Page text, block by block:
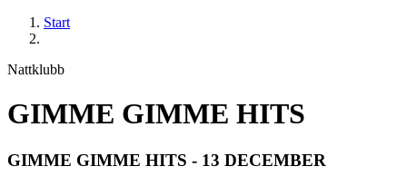
Start
Nattklubb
GIMME GIMME HITS
GIMME GIMME HITS - 13 DECEMBER